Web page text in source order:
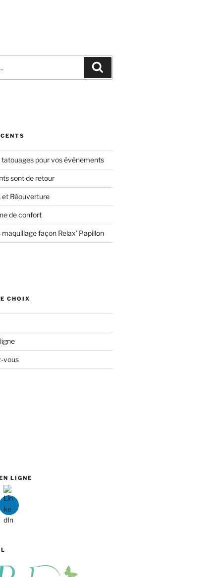
pour vos évènements
sont de retour
et Réouverture
de confort
façon Relax’ Papillon
CHOIX
vous
LIGNE